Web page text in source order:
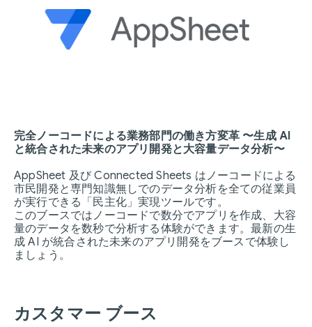
完全ノーコードによる業務部門の働き方変革 〜生成 AI
と統合された未来のアプリ開発と大容量データ分析〜
AppSheet 及び Connected Sheets はノーコードによる
市民開発と専門知識無しでのデータ分析を全ての従業員
が実行できる「民主化」実現ツールです。
このブースではノーコードで数分でアプリを作成、大容
量のデータを数秒で分析する体験ができます。最新の生
成 AI が統合された未来のアプリ開発をブースで体験し
ましょう。
カスタマー ブース